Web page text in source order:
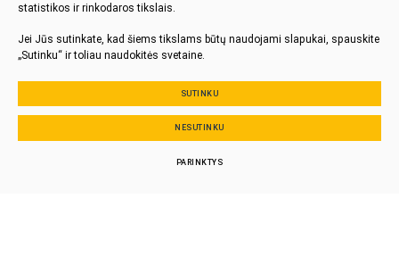
Slapukų parinktys
statistikos ir rinkodaros tikslais.
Jei Jūs sutinkate, kad šiems tikslams būtų naudojami slapukai, spauskite
„Sutinku“ ir toliau naudokitės svetaine.
SUTINKU
NESUTINKU
PARINKTYS